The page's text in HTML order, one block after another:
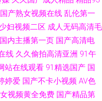
国产熟女视频在线 乱伦第一
妇视频二区 成人无码高清毛
国内主播第一页 国产高清电
线 久久偷拍高清亚洲 91午
站在线观看 91精选国产 国
婷爱 国产不卡小视频 AV色
视频黄全免费 国产精品第